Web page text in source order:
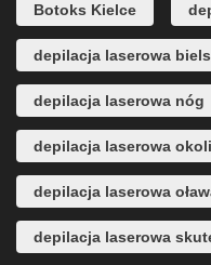
Botoks Kielce
depilacja laserowa
depilacja laserowa nóg
depilacja laserowa
depilacja laserowa
depilacja laserowa